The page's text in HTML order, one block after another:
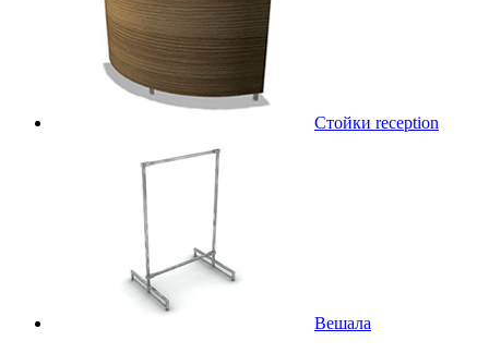
Стойки reception
Вешала